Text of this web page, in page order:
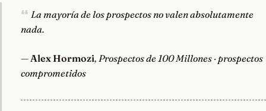
La mayoría de los prospectos no valen absolutamente
nada.
—Alex Hormozi, Prospectos de 100 Millones · prospectos
comprometidos